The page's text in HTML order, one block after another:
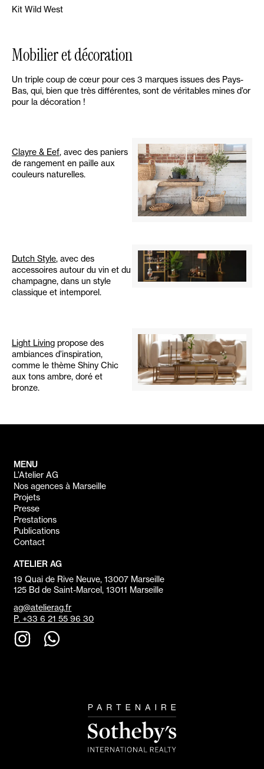
Kit Wild West
Mobilier et décoration
Un triple coup de cœur pour ces 3 marques issues des Pays-
Bas, qui, bien que très différentes, sont de véritables mines d’or
pour la décoration !
Clayre & Eef, avec des paniers
de rangement en paille aux
couleurs naturelles.
Dutch Style, avec des
accessoires autour du vin et du
champagne, dans un style
classique et intemporel.
Light Living propose des
ambiances d’inspiration,
comme le thème Shiny Chic
aux tons ambre, doré et
bronze.
ATELIER AG
19 Quai de Rive Neuve, 13007 Marseille
125 Bd de Saint-Marcel, 13011 Marseille
ag@atelierag.fr
P. +33 6 21 55 96 30
MENU
L’Atelier AG
Nos agences à Marseille
Projets
Presse
Prestations
Publications
Contact